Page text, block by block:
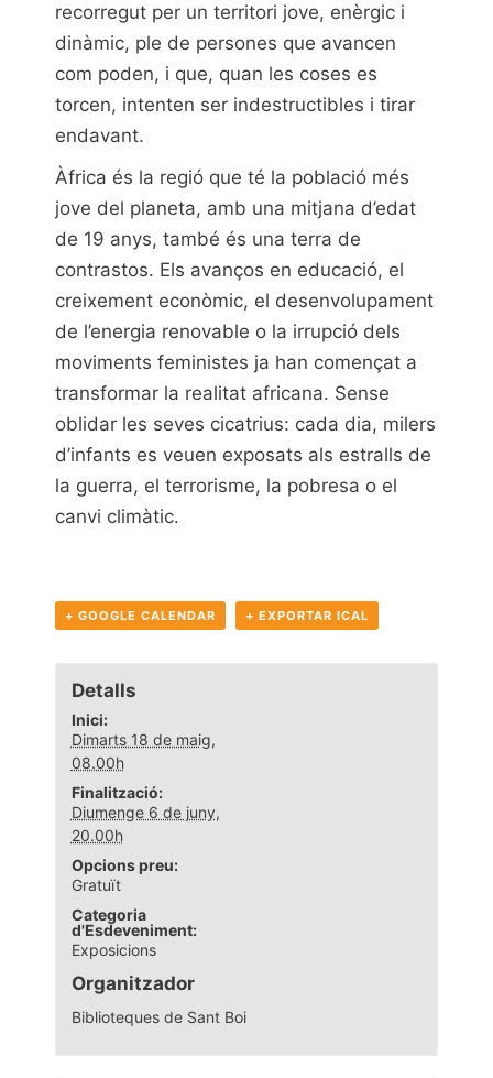
recorregut per un territori jove, enèrgic i
dinàmic, ple de persones que avancen
com poden, i que, quan les coses es
torcen, intenten ser indestructibles i tirar
endavant.
Àfrica és la regió que té la població més
jove del planeta, amb una mitjana d’edat
de 19 anys, també és una terra de
contrastos. Els avanços en educació, el
creixement econòmic, el desenvolupament
de l’energia renovable o la irrupció dels
moviments feministes ja han començat a
transformar la realitat africana. Sense
oblidar les seves cicatrius: cada dia, milers
d’infants es veuen exposats als estralls de
la guerra, el terrorisme, la pobresa o el
canvi climàtic.
+ GOOGLE CALENDAR + EXPORTAR ICAL
Detalls
Inici:
Dimarts 18 de maig,
08.00h
Finalització:
Diumenge 6 de juny,
20.00h
Opcions preu:
Gratuït
Categoria
d'Esdeveniment:
Exposicions
Organitzador
Biblioteques de Sant Boi